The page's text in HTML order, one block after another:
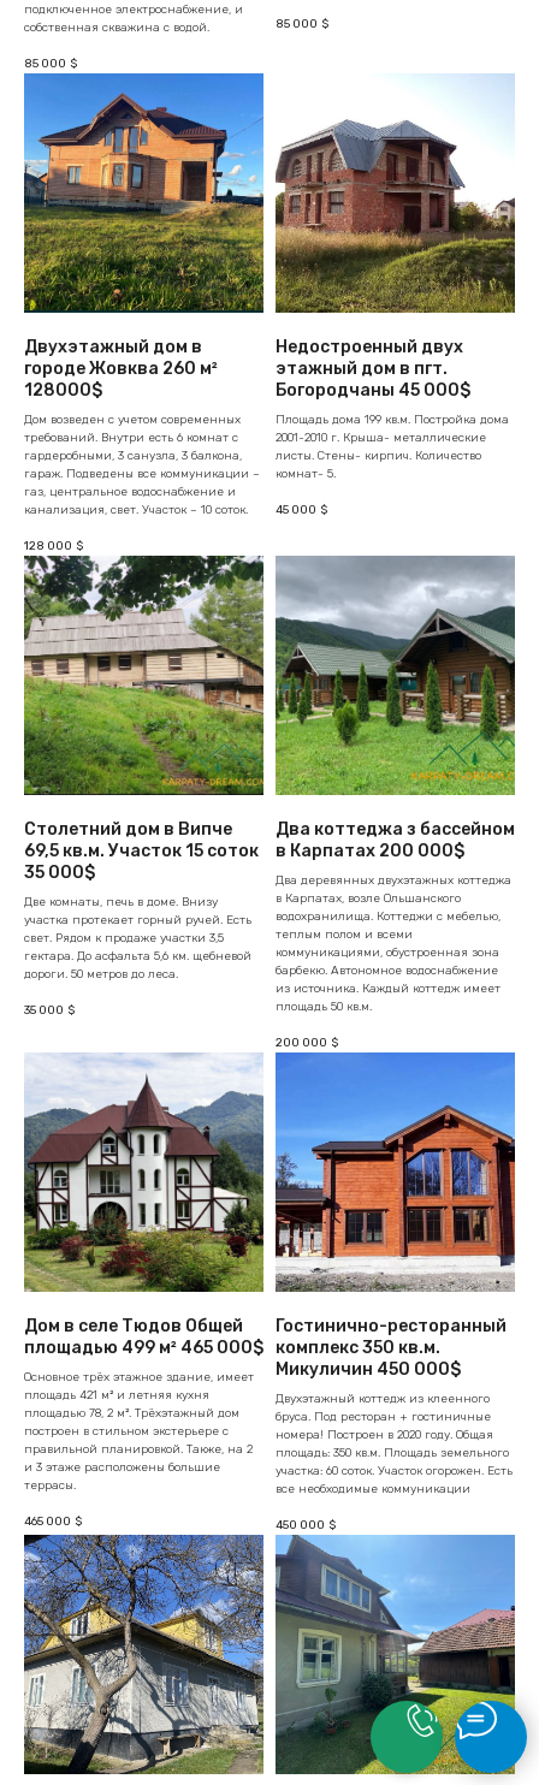
подключенное электроснабжение, и
собственная скважина с водой.
85 000 $
85 000 $
Двухэтажный дом в
городе Жовква 260 м²
128000$
Дом возведен с учетом современных
требований. Внутри есть 6 комнат с
гардеробными, 3 санузла, 3 балкона,
гараж. Подведены все коммуникации –
газ, центральное водоснабжение и
канализация, свет. Участок – 10 соток.
128 000 $
Недостроенный двух
этажный дом в пгт.
Богородчаны 45 000$
Площадь дома 199 кв.м. Постройка дома
2001-2010 г. Крыша- металлические
листы. Стены- кирпич. Количество
комнат- 5.
45 000 $
Столетний дом в Випче
69,5 кв.м. Участок 15 соток
35 000$
Две комнаты, печь в доме. Внизу
участка протекает горный ручей. Есть
свет. Рядом к продаже участки 3,5
гектара. До асфальта 5,6 км. щебневой
дороги. 50 метров до леса.
35 000 $
Два коттеджа з бассейном
в Карпатах 200 000$
Два деревянных двухэтажных коттеджа
в Карпатах, возле Ольшанского
водохранилища. Коттеджи с мебелью,
теплым полом и всеми
коммуникациями, обустроенная зона
барбекю. Автономное водоснабжение
из источника. Каждый коттедж имеет
площадь 50 кв.м.
200 000 $
Дом в селе Тюдов Общей
площадью 499 м² 465 000$
Основное трёх этажное здание, имеет
площадь 421 м² и летняя кухня
площадью 78, 2 м². Трёхэтажный дом
построен в стильном экстерьере с
правильной планировкой. Также, на 2
и 3 этаже расположены большие
террасы.
465 000 $
Гостинично-ресторанный
комплекс 350 кв.м.
Микуличин 450 000$
Двухэтажный коттедж из клеенного
бруса. Под ресторан + гостиничные
номера! Построен в 2020 году. Общая
площадь: 350 кв.м. Площадь земельного
участка: 60 ​​соток. Участок огорожен. Есть
все необходимые коммуникации
450 000 $